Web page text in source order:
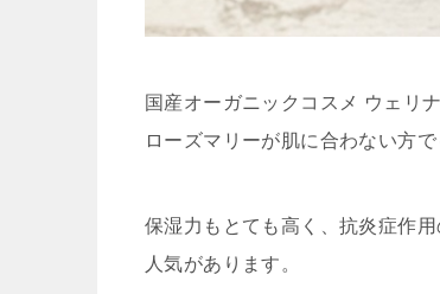
国産オーガニックコスメ ウェリ
ローズマリーが肌に合わない方
保湿力もとても高く、抗炎症作
人気があります。